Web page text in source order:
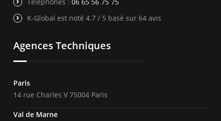
K-Global est noté 4.7 / 5 basé sur 64 avis
Agences Techniques
Paris
14 rue Charles V 75004 Paris
Val de Marne